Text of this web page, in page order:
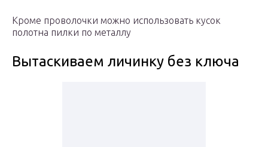
Кроме проволочки можно использовать кусок
полотна пилки по металлу
Вытаскиваем личинку без ключа